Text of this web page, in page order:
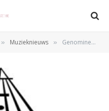
» Muzieknieuws » Genomineerden Rock and Roll Hall of Fame 2013 bekend